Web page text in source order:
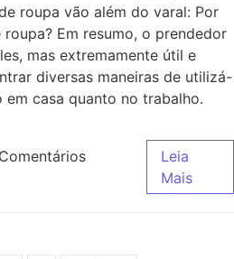
roupa vão além do varal: Por
Em resumo, o prendedor
mas extremamente útil e
diversas maneiras de utilizá-
casa quanto no trabalho.
Comentários
Leia
Mais